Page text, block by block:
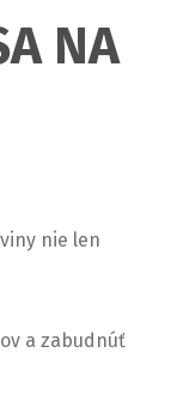
NA
nie len
a zabudnúť